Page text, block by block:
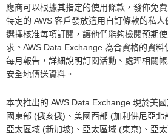
應商可以根據其指定的使用條款，發佈免
特定的 AWS 客戶發放適用自訂條款的私
選擇核准每項訂閱，讓他們能夠檢閱預期
求。AWS Data Exchange 為合資格的資料
每月報告，詳細說明訂閱活動、處理相關
安全地傳送資料。
本次推出的 AWS Data Exchange 現於美
國東部 (俄亥俄)、美國西部 (加利佛尼亞北
亞太區域 (新加坡)、亞太區域 (東京)、亞